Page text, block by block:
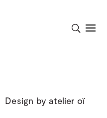
Design by atelier oï